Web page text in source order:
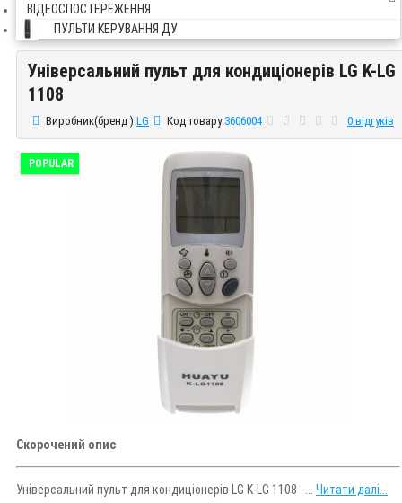
ВІДЕОСПОСТЕРЕЖЕННЯ
ПУЛЬТИ КЕРУВАННЯ ДУ
Універсальний пульт для кондиціонерів LG K-LG 1108
Універсальний пульт для кондиціонерів LG K-LG
1108
Виробник(бренд ):LG Код товару:3606004 0 відгуків
POPULAR
Скорочений опис
Універсальний пульт для кондиціонерів LG K-LG 1108 ... Читати далі...